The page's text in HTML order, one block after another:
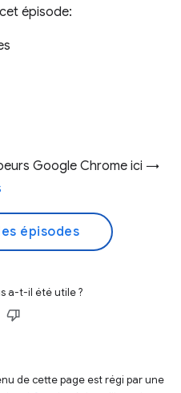
épisode:
Google Chrome ici →
épisodes
a-t-il été utile ?
de cette page est régi par une